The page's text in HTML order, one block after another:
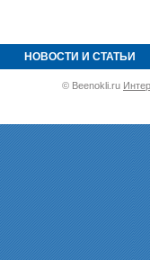
НОВОСТИ И СТАТЬИ
© Beenokli.ru